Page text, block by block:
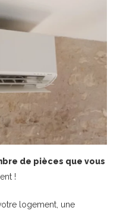
de pièces que vous
!
logement, une